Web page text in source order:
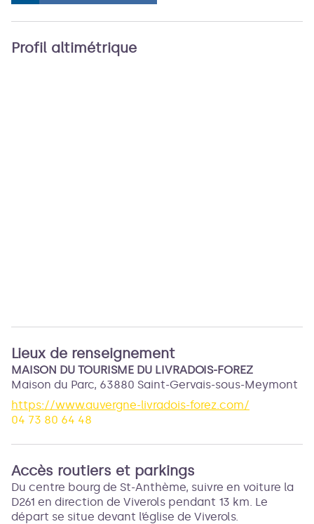
Profil altimétrique
Lieux de renseignement
MAISON DU TOURISME DU LIVRADOIS-FOREZ
Maison du Parc, 63880 Saint-Gervais-sous-Meymont
https://www.auvergne-livradois-forez.com/
04 73 80 64 48
Accès routiers et parkings
Du centre bourg de St-Anthème, suivre en voiture la
D261 en direction de Viverols pendant 13 km. Le
départ se situe devant l’église de Viverols.